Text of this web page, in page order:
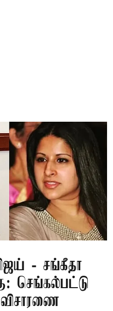
- சங்கீதா
செங்கல்பட்டு